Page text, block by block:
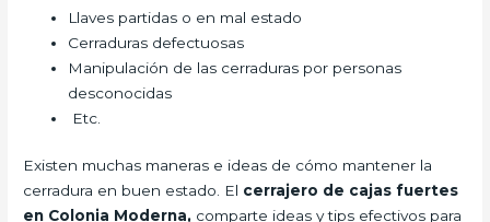
Llaves partidas o en mal estado
Cerraduras defectuosas
Manipulación de las cerraduras por personas
desconocidas
Etc.
Existen muchas maneras e ideas de cómo mantener la
cerradura en buen estado. El cerrajero de cajas fuertes
en Colonia Moderna, comparte ideas y tips efectivos para